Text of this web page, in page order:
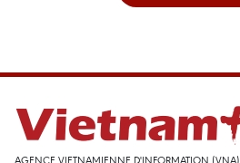
AGENCE VIETNAMIENNE D'INFORMATION (VNA)